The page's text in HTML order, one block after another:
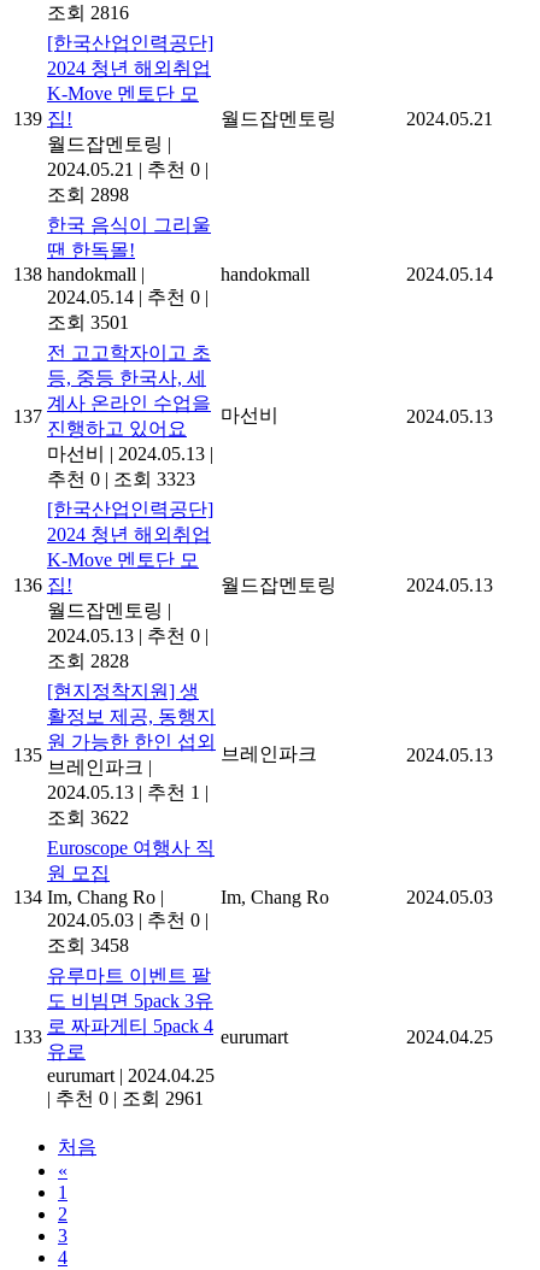
조회 2816
139
[한국산업인력공단]
2024 청년 해외취업
K-Move 멘토단 모
집!
월드잡멘토링 |
2024.05.21 | 추천 0 |
조회 2898
월드잡멘토링 2024.05.21
138
한국 음식이 그리울
땐 한독몰!
handokmall |
2024.05.14 | 추천 0 |
조회 3501
handokmall 2024.05.14
137
전 고고학자이고 초
등, 중등 한국사, 세
계사 온라인 수업을
진행하고 있어요
마선비
| 2024.05.13 |
추천 0 | 조회 3323
마선비 2024.05.13
136
[한국산업인력공단]
2024 청년 해외취업
K-Move 멘토단 모
집!
월드잡멘토링 |
2024.05.13 | 추천 0 |
조회 2828
월드잡멘토링 2024.05.13
135
[현지정착지원] 생
활정보 제공, 동행지
원 가능한 한인 섭외
브레인파크 |
2024.05.13 | 추천 1 |
조회 3622
브레인파크 2024.05.13
134
Euroscope 여행사 직
원 모집
Im, Chang Ro |
2024.05.03 | 추천 0 |
조회 3458
Im, Chang Ro 2024.05.03
133
유루마트 이벤트 팔
도 비빔면 5pack 3유
로 짜파게티 5pack 4
유로
eurumart | 2024.04.25
| 추천 0 | 조회 2961
eurumart 2024.04.25
처음
«
1
2
3
4